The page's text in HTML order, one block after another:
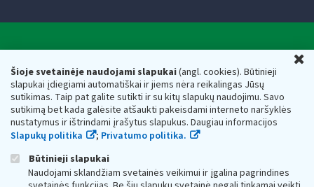
Šioje svetainėje naudojami slapukai(angl. cookies). Būtinieji
slapukai įdiegiami automatiškai ir jiems nėra reikalingas Jūsų
sutikimas. Taip pat galite sutikti ir su kitų slapukų naudojimu. Savo
sutikimą bet kada galėsite atšaukti pakeisdami interneto naršyklės
nustatymus ir ištrindami įrašytus slapukus. Daugiau informacijos
Slapukų politika
; Privatumo politika.
Būtinieji slapukai
Naudojami sklandžiam svetainės veikimui ir įgalina pagrindines
Respublikos finansų ministerijos
Biudžetinė įstaiga. Juridinio asmens kodas — 188659752,
adresas: Vasario 16-osios g. 14, 01107 Vilnius, Lietuva, el.paštas:
vmi@vmi.lt, E. pristatymo dėžutės adresas 188659752
Duomenys apie Valstybinę mokesčių inspekciją prie Lietuvos
Respublikos finansų ministerijos kaupiami ir saugomi Juridinių